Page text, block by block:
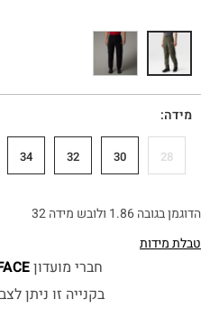
מידה
28
30
32
34
הדוגמן בגובה 1.86 ולובש מידה 32
טבלת מידות
חברי מועדוןTHE NORTH FACE
בקנייה זו ניתן לצבור כ-